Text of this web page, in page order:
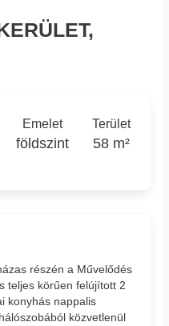
Emelet
földszint
Terület
58 m²
részén a Művelődés
teljes körűen felújított 2
konyhás nappalis
közvetlenül